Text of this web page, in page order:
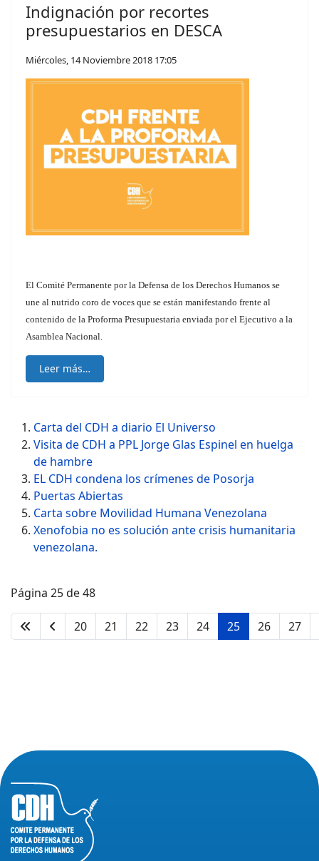
Indignación por recortes
presupuestarios en DESCA
Miércoles, 14 Noviembre 2018 17:05
El Comité Permanente por la Defensa de los Derechos Humanos se
une al nutrido coro de voces que se están manifestando frente al
contenido de la Proforma Presupuestaria enviada por el Ejecutivo a la
Asamblea Nacional.
Leer más…
Carta del CDH a diario El Universo
Visita de CDH a PPL Jorge Glas Espinel en huelga
de hambre
EL CDH condena los crímenes de Posorja
Puertas Abiertas
Carta sobre Movilidad Humana Venezolana
Xenofobia no es solución ante crisis humanitaria
venezolana.
Página 25 de 48
20 21 22 23 24 25 26 27